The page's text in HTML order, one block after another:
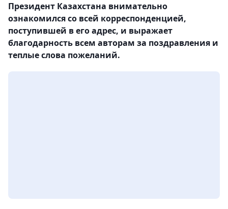
Президент Казахстана внимательно
ознакомился со всей корреспонденцией,
поступившей в его адрес, и выражает
благодарность всем авторам за поздравления и
теплые слова пожеланий.